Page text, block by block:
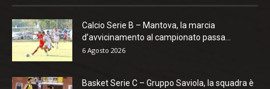
Calcio Serie B – Mantova, la marcia
d’avvicinamento al campionato passa...
6 Agosto 2026
Basket Serie C – Gruppo Saviola, la squadra è